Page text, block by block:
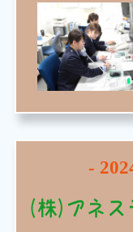
-
(株)アネス